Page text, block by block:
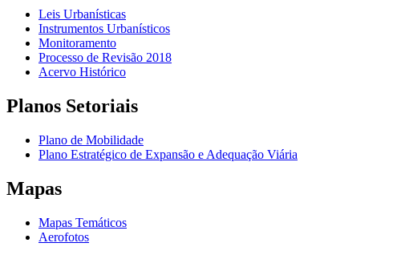
Leis Urbanísticas
Instrumentos Urbanísticos
Monitoramento
Processo de Revisão 2018
Acervo Histórico
Planos Setoriais
Plano de Mobilidade
Plano Estratégico de Expansão e Adequação Viária
Mapas
Mapas Temáticos
Aerofotos